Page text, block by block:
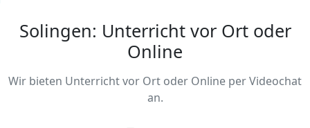
Solingen: Unterricht vor Ort oder
Online
Wir bieten Unterricht vor Ort oder Online per Videochat
an.